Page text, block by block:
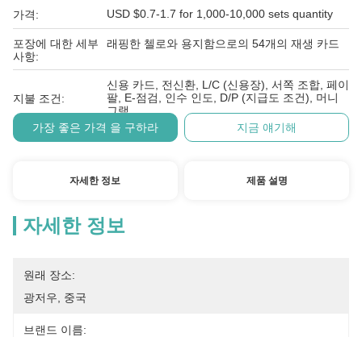
가격: USD $0.7-1.7 for 1,000-10,000 sets quantity
포장에 대한 세부
사항:
래핑한 첼로와 용지함으로의 54개의 재생 카드
지불 조건:
신용 카드, 전신환, L/C (신용장), 서쪽 조합, 페이
팔, E-점검, 인수 인도, D/P (지급도 조건), 머니
그램
가장 좋은 가격 을 구하라
지금 얘기해
자세한 정보 제품 설명
자세한 정보
원래 장소:
광저우, 중국
브랜드 이름: